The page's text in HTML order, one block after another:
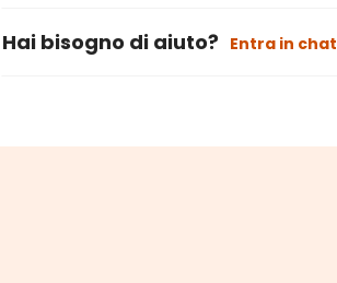
Hai bisogno di aiuto? Entra in chat